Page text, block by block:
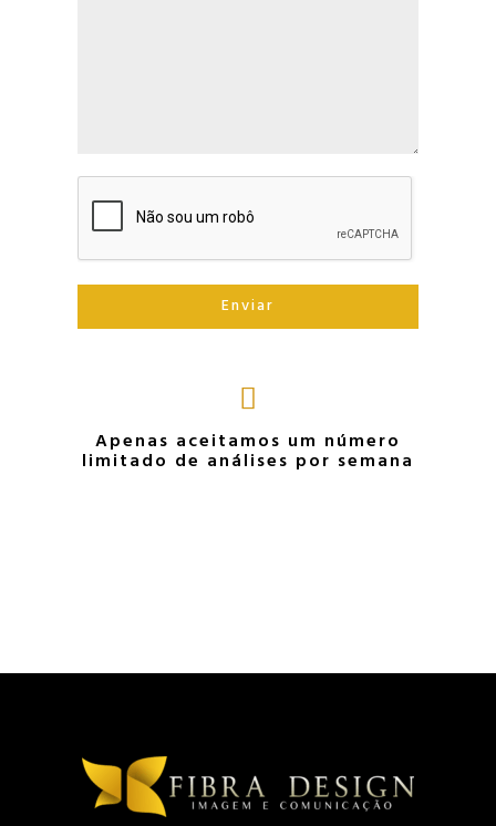
Enviar
Apenas aceitamos um número
limitado de análises por semana